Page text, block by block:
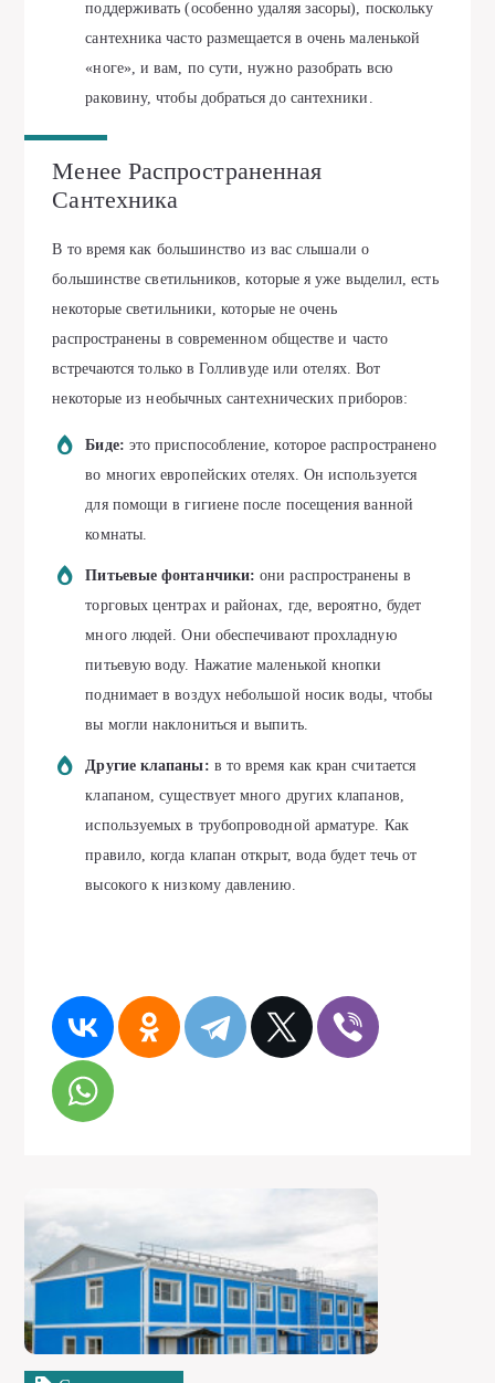
поддерживать (особенно удаляя засоры), поскольку
сантехника часто размещается в очень маленькой
«ноге», и вам, по сути, нужно разобрать всю
раковину, чтобы добраться до сантехники.
Менее Распространенная
Сантехника
В то время как большинство из вас слышали о
большинстве светильников, которые я уже выделил, есть
некоторые светильники, которые не очень
распространены в современном обществе и часто
встречаются только в Голливуде или отелях. Вот
некоторые из необычных сантехнических приборов:
Биде: это приспособление, которое распространено
во многих европейских отелях. Он используется
для помощи в гигиене после посещения ванной
комнаты.
Питьевые фонтанчики: они распространены в
торговых центрах и районах, где, вероятно, будет
много людей. Они обеспечивают прохладную
питьевую воду. Нажатие маленькой кнопки
поднимает в воздух небольшой носик воды, чтобы
вы могли наклониться и выпить.
Другие клапаны: в то время как кран считается
клапаном, существует много других клапанов,
используемых в трубопроводной арматуре. Как
правило, когда клапан открыт, вода будет течь от
высокого к низкому давлению.